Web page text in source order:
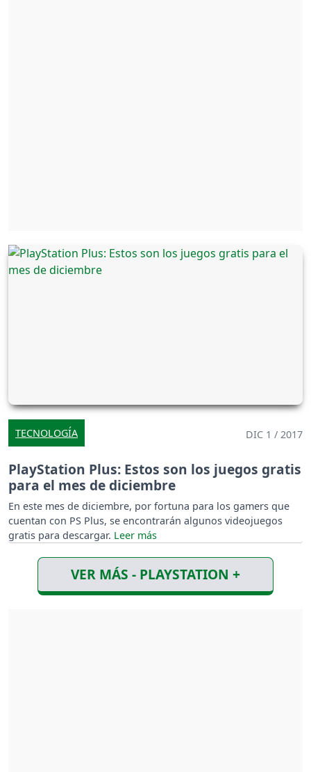
TECNOLOGÍA DIC 1 / 2017
PlayStation Plus: Estos son los juegos gratis
para el mes de diciembre
En este mes de diciembre, por fortuna para los gamers que
cuentan con PS Plus, se encontrarán algunos videojuegos
gratis para descargar.
VER MÁS - PLAYSTATION +